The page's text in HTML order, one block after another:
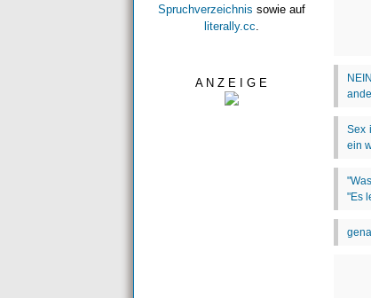
Spruchverzeichnis sowie auf
literally.cc
A N Z E I G E